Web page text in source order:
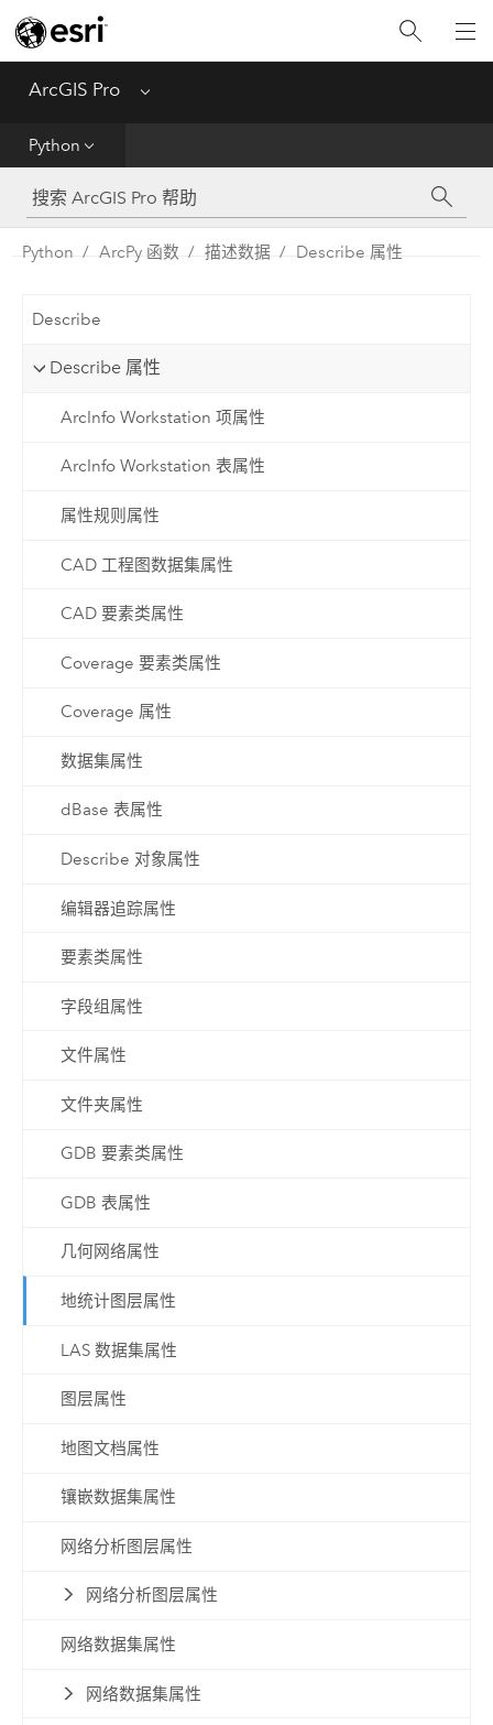
ArcGIS Pro Menu
Python
工具参考
Python
Python ArcPy 函数 描述数据 Describe 属性
Describe
Describe 属性
ArcInfo Workstation 项属性
ArcInfo Workstation 表属性
属性规则属性
CAD 工程图数据集属性
CAD 要素类属性
Coverage 要素类属性
Coverage 属性
数据集属性
dBase 表属性
Describe 对象属性
编辑器追踪属性
要素类属性
字段组属性
文件属性
文件夹属性
GDB 要素类属性
GDB 表属性
几何网络属性
地统计图层属性
LAS 数据集属性
图层属性
地图文档属性
镶嵌数据集属性
网络分析图层属性
网络分析图层属性
网络数据集属性
网络数据集属性